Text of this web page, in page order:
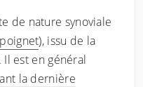
de nature synoviale
), issu de la
est en général
la dernière